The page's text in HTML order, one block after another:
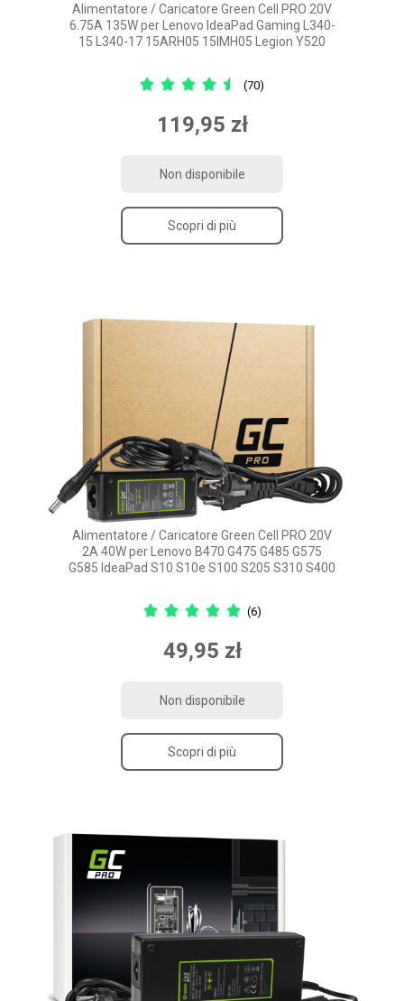
Alimentatore / Caricatore Green Cell PRO 20V
6.75A 135W per Lenovo IdeaPad Gaming L340-
15 L340-17 15ARH05 15IMH05 Legion Y520
(70)
119,95 zł
Non disponibile
Scopri di più
Alimentatore / Caricatore Green Cell PRO 20V
2A 40W per Lenovo B470 G475 G485 G575
G585 IdeaPad S10 S10e S100 S205 S310 S400
(6)
49,95 zł
Non disponibile
Scopri di più